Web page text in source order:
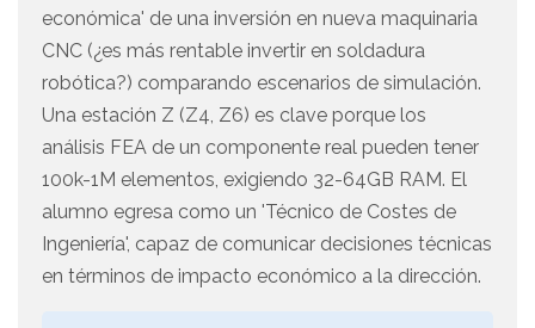
económica' de una inversión en nueva maquinaria
CNC (¿es más rentable invertir en soldadura
robótica?) comparando escenarios de simulación.
Una estación Z (Z4, Z6) es clave porque los
análisis FEA de un componente real pueden tener
100k-1M elementos, exigiendo 32-64GB RAM. El
alumno egresa como un 'Técnico de Costes de
Ingeniería', capaz de comunicar decisiones técnicas
en términos de impacto económico a la dirección.